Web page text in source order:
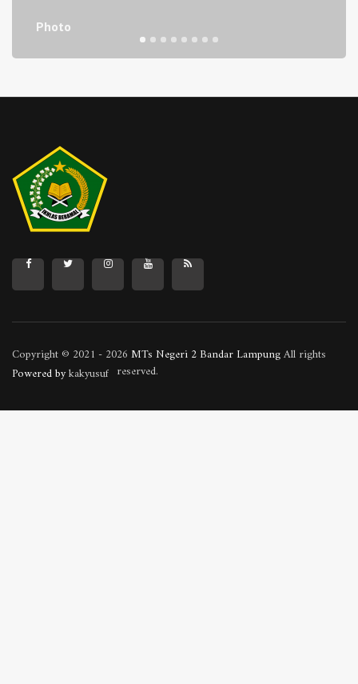
NUSIRWAN, S.Ag
Copyright © 2021 - 2026 MTs Negeri 2 Bandar LampungAll rights
reserved.
Powered bykakyusuf